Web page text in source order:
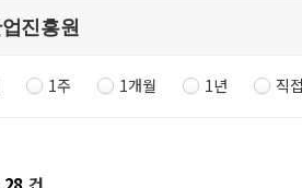
1주 1개월 1년 직